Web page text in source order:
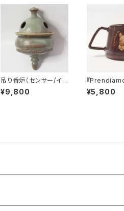
吊り香炉（センサー/イン
センス・バーナー）
¥9,800
『
e!』コーヒー
チャー フレ
¥5,800